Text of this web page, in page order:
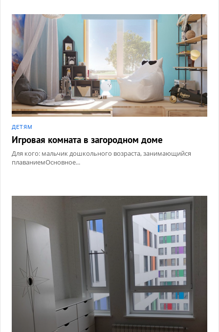
ДЕТЯМ
Игровая комната в загородном доме
Для кого: мальчик дошкольного возраста, занимающийся
плаваниемОсновное...